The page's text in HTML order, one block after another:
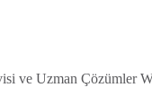
ve Uzman Çözümler